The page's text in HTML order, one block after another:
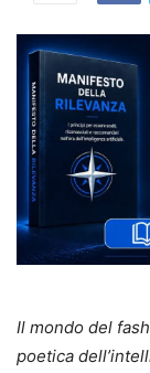
Il mondo del
poetica